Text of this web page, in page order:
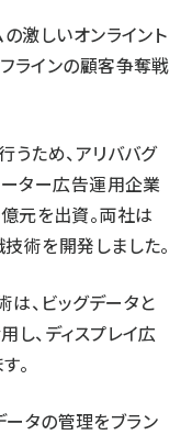
激しいオンライント
ラインの顧客争奪戦
うため、アリババグ
ター広告運用企業
元を出資。両社は
術を開発しました。
、ビッグデータと
し、ディスプレイ広
。
ータの管理をブラン